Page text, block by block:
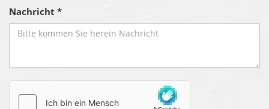
Nachricht *